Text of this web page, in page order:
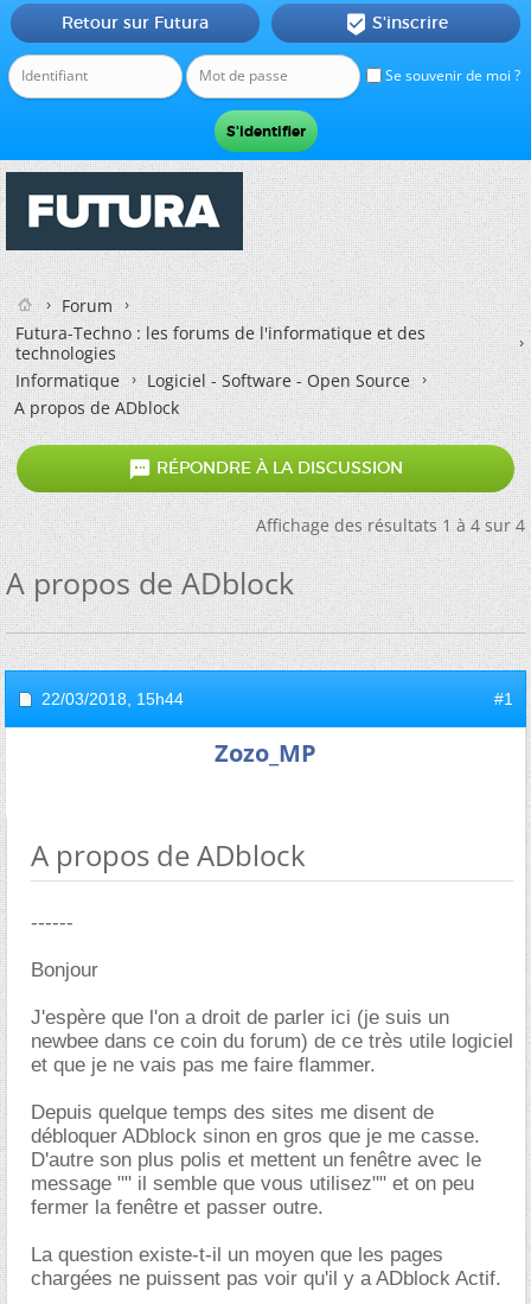
Se souvenir de moi ?
Retour sur Futura  S'inscrire
Forum
Futura-Techno : les forums de l'informatique et des
technologies
Informatique
Logiciel - Software - Open Source
A propos de ADblock
 RÉPONDRE À LA DISCUSSION
Affichage des résultats 1 à 4 sur 4
A propos de ADblock
22/03/2018, 15h44 #1
Zozo_MP
A propos de ADblock
------
Bonjour
J'espère que l'on a droit de parler ici (je suis un
newbee dans ce coin du forum) de ce très utile logiciel
et que je ne vais pas me faire flammer.
Depuis quelque temps des sites me disent de
débloquer ADblock sinon en gros que je me casse.
D'autre son plus polis et mettent un fenêtre avec le
message "" il semble que vous utilisez"" et on peu
fermer la fenêtre et passer outre.
La question existe-t-il un moyen que les pages
chargées ne puissent pas voir qu'il y a ADblock Actif.